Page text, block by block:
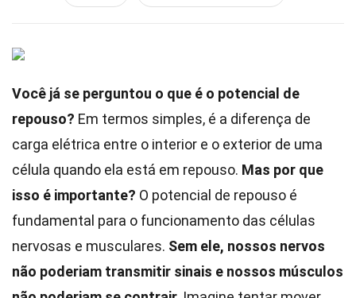
Você já se perguntou o que é o potencial de
repouso? Em termos simples, é a diferença de
carga elétrica entre o interior e o exterior de uma
célula quando ela está em repouso. Mas por que
isso é importante? O potencial de repouso é
fundamental para o funcionamento das células
nervosas e musculares. Sem ele, nossos nervos
não poderiam transmitir sinais e nossos músculos